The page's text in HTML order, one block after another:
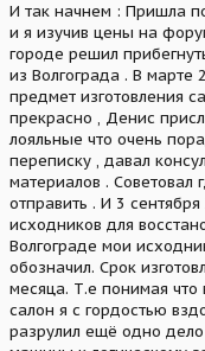
И так начнем : Пришла
и я изучив цены на
городе решил
из Волгограда . В марте
предмет изготовления
прекрасно , Денис
лояльные что очень
переписку , давал
материалов . Советовал
отправить . И 3
исходников для
Волгограде мои
обозначил. Срок
месяца. Т.е понимая что
салон я с гордостью
разрулил ещё одно